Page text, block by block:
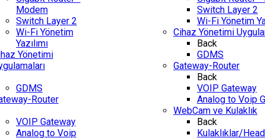
Modem
Switch Layer 2
Wi-Fi Yönetim
Yazılımı
Yönetimi
GDMS
Router
VOIP Gateway
Analog to Voip
Switch Layer 2
Wi-Fi Yönetim
Cihaz Yönetimi
Back
GDMS
Gateway-Router
Back
VOIP Gateway
Analog to Voip
WebCam ve Kulaklık
Back
Kulaklıklar/